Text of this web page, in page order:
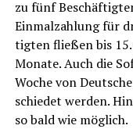
zu fünf
Ein­mal­zah­lung für
tig­ten flie­ßen bis
Mona­te. Auch die
Woche von
schie­det wer­den.
so bald wie möglich.